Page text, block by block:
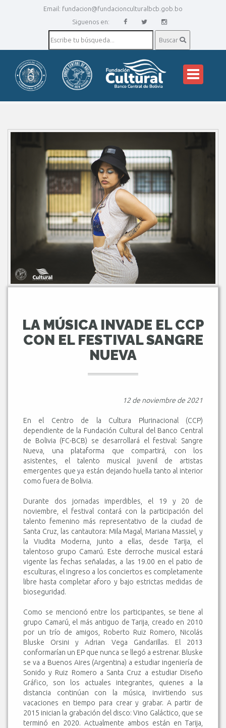
Email: fundacion@fundacionculturalbcb.gob.bo
Siguenos en:
Buscar
LA MÚSICA INVADE EL CCP
CON EL FESTIVAL SANGRE
NUEVA
12 de noviembre de 2021
En el Centro de la Cultura Plurinacional (CCP)
dependiente de la Fundación Cultural del Banco Central
de Bolivia (FC-BCB) se desarrollará el festival: Sangre
Nueva, una plataforma que compartirá, con los
asistentes, el talento musical juvenil de artistas
emergentes que ya están dejando huella tanto al interior
como fuera de Bolivia.
Durante dos jornadas imperdibles, el 19 y 20 de
noviembre, el festival contará con la participación del
talento femenino más representativo de la ciudad de
Santa Cruz, las cantautora: Mila Magal, Mariana Massiel, y
la Viudita Moderna, junto a ellas, desde Tarija, el
talentoso grupo Camarú. Este derroche musical estará
vigente las fechas señaladas, a las 19.00 en el patio de
esculturas, el ingreso a los conciertos es completamente
libre hasta completar aforo y bajo estrictas medidas de
bioseguridad.
Como se mencionó entre los participantes, se tiene al
grupo Camarú, el más antiguo de Tarija, creado en 2010
por un trío de amigos, Roberto Ruiz Romero, Nicolás
Bluske Orsini y Adrian Vega Gandarillas. El 2013
conformarían un EP que nunca se llegó a estrenar. Bluske
se va a Buenos Aires (Argentina) a estudiar ingeniería de
Sonido y Ruiz Romero a Santa Cruz a estudiar Diseño
Gráfico, son los actuales integrantes, quienes a la
distancia continúan con la música, invirtiendo sus
vacaciones en tiempo para crear y grabar. A partir de
2015 inician la grabación del disco: Vino Galáctico, que se
terminó en 2020. Actualmente ambos están en Tarija,